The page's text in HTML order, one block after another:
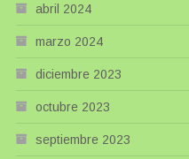
abril 2024
marzo 2024
diciembre 2023
octubre 2023
septiembre 2023